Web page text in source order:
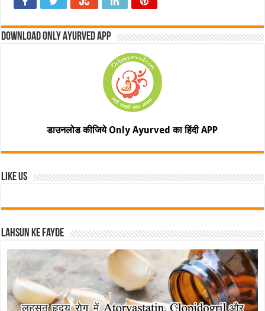
Download Only Ayurved App
डाउनलोड कीजिये Only Ayurved का हिंदी APP
Like Us
Lahsun ke fayde